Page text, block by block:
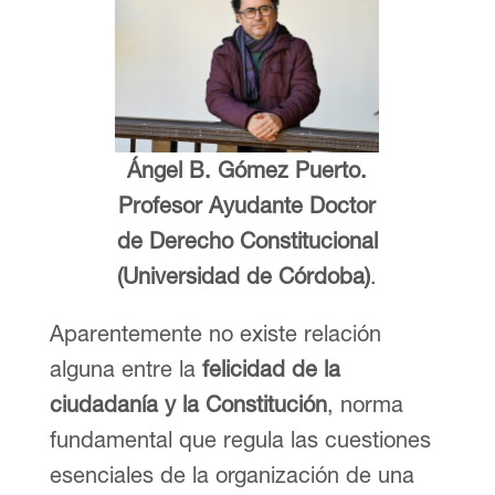
Ángel B. Gómez Puerto.
Profesor Ayudante Doctor
de Derecho Constitucional
(Universidad de Córdoba).
Aparentemente no existe relación
alguna entre lafelicidad de la
ciudadanía y la Constitución, norma
fundamental que regula las cuestiones
esenciales de la organización de una